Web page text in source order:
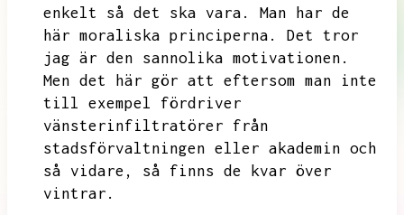
enkelt så det ska vara.
Man har de
här moraliska principerna.
Det tror
jag är den sannolika motivationen.
Men det här gör att eftersom man inte
till exempel fördriver
vänsterinfiltratörer från
stadsförvaltningen eller akademin och
så vidare,
så finns de kvar över
vintrar.